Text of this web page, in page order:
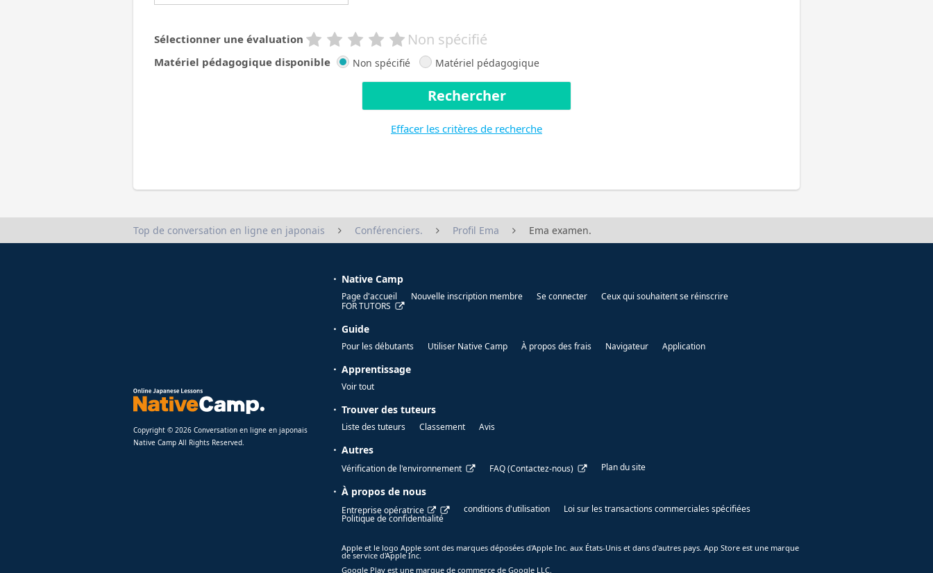
Sélectionner une évaluation Non spécifié
Matériel pédagogique disponible Non spécifié Matériel pédagogique
Rechercher
Effacer les critères de recherche
Top de conversation en ligne en japonais Conférenciers. Profil Ema Ema examen.
Copyright © 2026 Conversation en ligne en japonais
Native Camp All Rights Reserved.
Native Camp
Page d'accueil Nouvelle inscription membre Se connecter
Ceux qui souhaitent se réinscrire
FOR TUTORS
Guide
Pour les débutants Utiliser Native Camp À propos des frais Navigateur Application
Apprentissage
Voir tout
Trouver des tuteurs
Liste des tuteurs Classement Avis
Autres
Vérification de l'environnement FAQ (Contactez-nous) Plan du site
À propos de nous
Entreprise opératrice conditions d'utilisation
Loi sur les transactions commerciales spécifiées
Politique de confidentialité
Apple et le logo Apple sont des marques déposées d'Apple Inc. aux États-Unis et dans d'autres pays. App Store est une marque
de service d'Apple Inc.
Google Play est une marque de commerce de Google LLC.